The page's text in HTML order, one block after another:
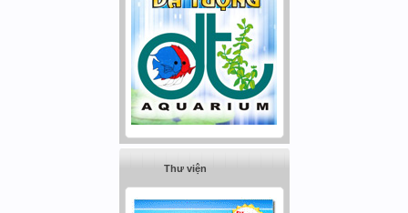
Thư viện